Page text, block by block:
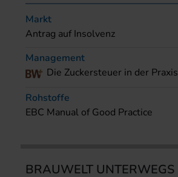
Markt
Antrag auf Insolvenz
Management
Die Zuckersteuer in der Praxis
Rohstoffe
EBC Manual of Good Practice
BRAUWELT UNTERWEGS